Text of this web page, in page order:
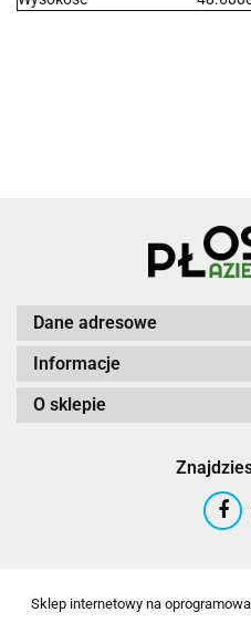
Dane adresowe
Informacje
O sklepie
Sklep internetowy na